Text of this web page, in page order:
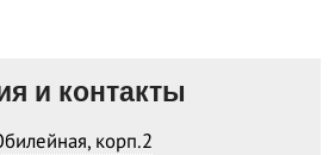
и контакты
корп.2